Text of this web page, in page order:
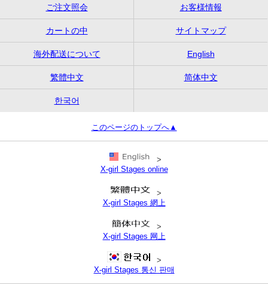
ご注文照会 お客様情報
カートの中 サイトマップ
海外配送について English
繁體中文 简体中文
한국어
このページのトップへ▲
>
X-girl Stages online
>
X-girl Stages 網上
>
X-girl Stages 网上
>
X-girl Stages 통신 판매